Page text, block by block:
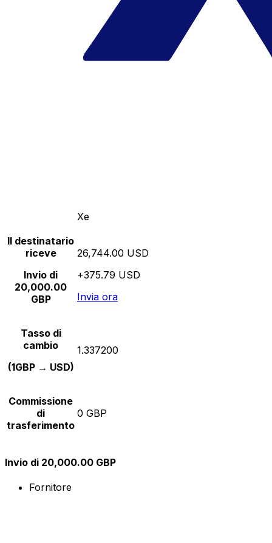
Xe
Il destinatario
riceve
Invio di
20,000.00
GBP
26,744.00 USD
+375.79 USD
Invia ora
Tasso di
cambio
(1GBP → USD)
1.337200
Commissione
di
trasferimento
0 GBP
Invio di 20,000.00 GBP
Fornitore